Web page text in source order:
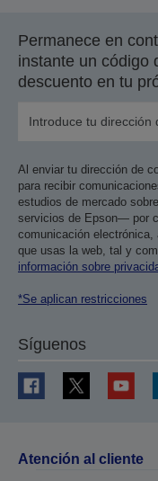
Permanece en
instante un código
descuento en tu
Al enviar tu dirección de
para recibir
estudios de mercado
servicios de Epson— por
comunicación
que usas la web, tal y
información sobre
*Se aplican restricciones
Síguenos
Atención al cliente